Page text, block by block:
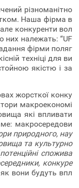
різноманітно
Наша фірма в
конкуренти вол
них належать: “UF
фірми поляг
техніці для ви
якістю і за
жорсткої конку
макроекономі
які впливати
макросередови
природного, нау
та культурно
потенційні спожива
конкуре
вони будуть впл